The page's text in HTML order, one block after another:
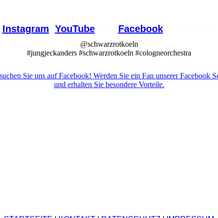
Instagram YouTubeund Facebookund lass
@schwarzrotkoeln
#jungjeckanders #schwarzrotkoeln #cologneorchestra
Sie uns auf Facebook! Werden Sie ein Fan unserer Facebook
und erhalten Sie besondere Vorteile.